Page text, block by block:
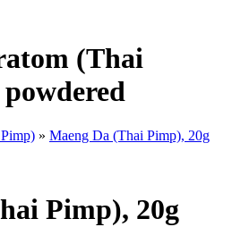
(Thai
» Maeng Da (Thai Pimp), 20g
Pimp), 20g